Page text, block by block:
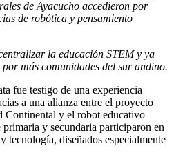
de Ayacucho accedieron por
de robótica y pensamiento
la educación STEM y ya
más comunidades del sur andino.
fue testigo de una experiencia
a una alianza entre el proyecto
Continental y el robot educativo
y secundaria participaron en
tecnología, diseñados especialmente